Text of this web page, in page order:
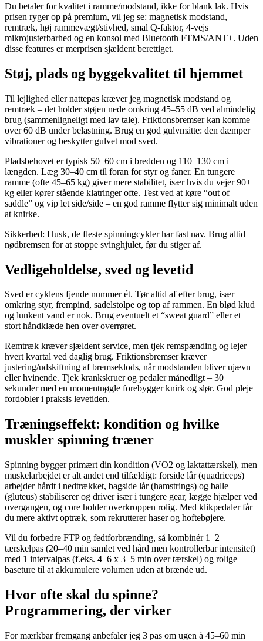
Du betaler for kvalitet i ramme/modstand, ikke for blank lak. Hvis
prisen ryger op på premium, vil jeg se: magnetisk modstand,
remtræk, høj rammevægt/stivhed, smal Q-faktor, 4-vejs
mikrojusterbarhed og en konsol med Bluetooth FTMS/ANT+. Uden
disse features er merprisen sjældent berettiget.
Støj, plads og byggekvalitet til hjemmet
Til lejlighed eller nattepas kræver jeg magnetisk modstand og
remtræk – det holder støjen nede omkring 45–55 dB ved almindelig
brug (sammenligneligt med lav tale). Friktionsbremser kan komme
over 60 dB under belastning. Brug en god gulvmåtte: den dæmper
vibrationer og beskytter gulvet mod sved.
Pladsbehovet er typisk 50–60 cm i bredden og 110–130 cm i
længden. Læg 30–40 cm til foran for styr og faner. En tungere
ramme (ofte 45–65 kg) giver mere stabilitet, især hvis du vejer 90+
kg eller kører stående klatringer ofte. Test ved at køre “out of
saddle” og vip let side/side – en god ramme flytter sig minimalt uden
at knirke.
Sikkerhed: Husk, de fleste spinningcykler har fast nav. Brug altid
nødbremsen for at stoppe svinghjulet, før du stiger af.
Vedligeholdelse, sved og levetid
Sved er cyklens fjende nummer ét. Tør altid af efter brug, især
omkring styr, frempind, sadelstolpe og top af rammen. En blød klud
og lunkent vand er nok. Brug eventuelt et “sweat guard” eller et
stort håndklæde hen over overrøret.
Remtræk kræver sjældent service, men tjek remspænding og lejer
hvert kvartal ved daglig brug. Friktionsbremser kræver
justering/udskiftning af bremseklods, når modstanden bliver ujævn
eller hvinende. Tjek krankskruer og pedaler månedligt – 30
sekunder med en momentnøgle forebygger knirk og slør. God pleje
fordobler i praksis levetiden.
Træningseffekt: kondition og hvilke
muskler spinning træner
Spinning bygger primært din kondition (VO2 og laktattærskel), men
muskelarbejdet er alt andet end tilfældigt: forside lår (quadriceps)
arbejder hårdt i nedtrækket, bagside lår (hamstrings) og balle
(gluteus) stabiliserer og driver især i tungere gear, lægge hjælper ved
overgangen, og core holder overkroppen rolig. Med klikpedaler får
du mere aktivt optræk, som rekrutterer haser og hoftebøjere.
Vil du forbedre FTP og fedtforbrænding, så kombinér 1–2
tærskelpas (20–40 min samlet ved hård men kontrollerbar intensitet)
med 1 intervalpas (f.eks. 4–6 x 3–5 min over tærskel) og rolige
baseture til at akkumulere volumen uden at brænde ud.
Hvor ofte skal du spinne?
Programmering, der virker
For mærkbar fremgang anbefaler jeg 3 pas om ugen à 45–60 min